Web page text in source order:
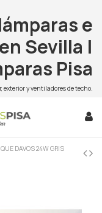
e
Sevilla |
Pisa
y ventiladores de techo.
DAVOS 24W GRIS